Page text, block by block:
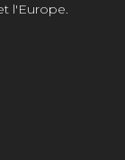
l'Europe.